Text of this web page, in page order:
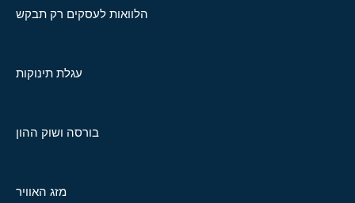
הלוואות לעסקים רק תבקש
עגלת תינוקות
בורסה ושוק ההון
מזג האוויר